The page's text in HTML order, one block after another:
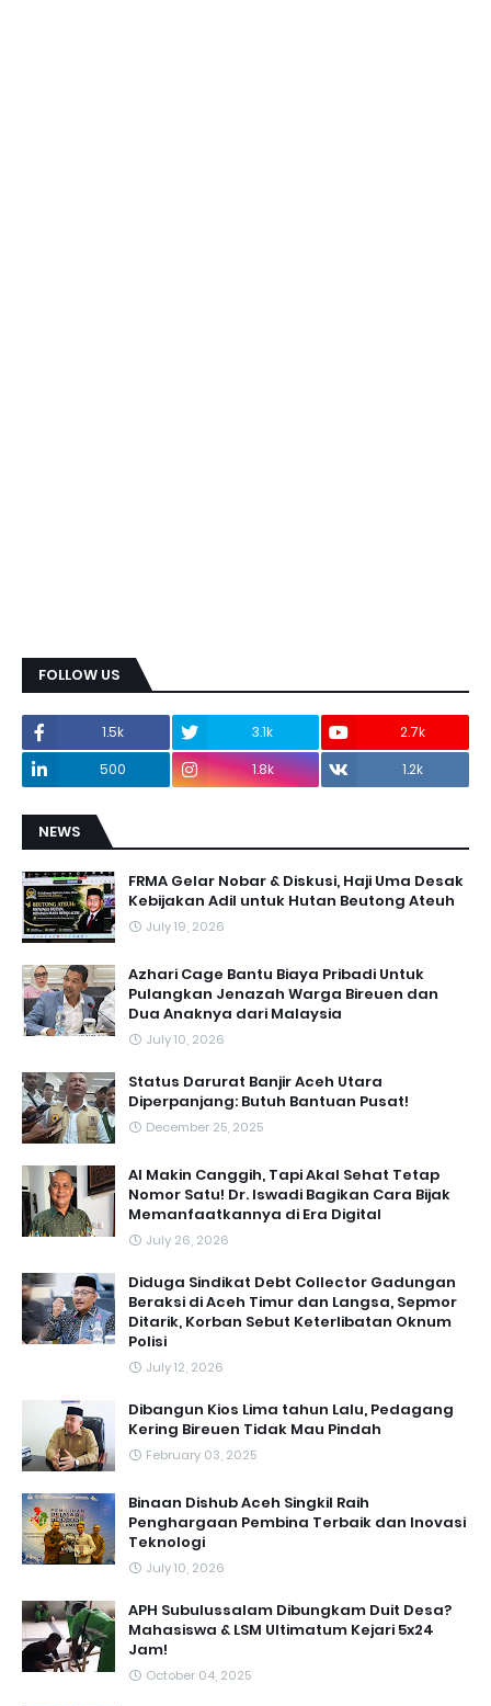
FOLLOW US
1.5k 3.1k
2.7k
500
1.8k 1.2k
NEWS
FRMA Gelar Nobar & Diskusi, Haji Uma Desak
Kebijakan Adil untuk Hutan Beutong Ateuh
July 19, 2026
Azhari Cage Bantu Biaya Pribadi Untuk
Pulangkan Jenazah Warga Bireuen dan
Dua Anaknya dari Malaysia
July 10, 2026
Status Darurat Banjir Aceh Utara
Diperpanjang: Butuh Bantuan Pusat!
December 25, 2025
AI Makin Canggih, Tapi Akal Sehat Tetap
Nomor Satu! Dr. Iswadi Bagikan Cara Bijak
Memanfaatkannya di Era Digital
July 26, 2026
Diduga Sindikat Debt Collector Gadungan
Beraksi di Aceh Timur dan Langsa, Sepmor
Ditarik, Korban Sebut Keterlibatan Oknum
Polisi
July 12, 2026
Dibangun Kios Lima tahun Lalu, Pedagang
Kering Bireuen Tidak Mau Pindah
February 03, 2025
Binaan Dishub Aceh Singkil Raih
Penghargaan Pembina Terbaik dan Inovasi
Teknologi
July 10, 2026
APH Subulussalam Dibungkam Duit Desa?
Mahasiswa & LSM Ultimatum Kejari 5x24
Jam!
October 04, 2025